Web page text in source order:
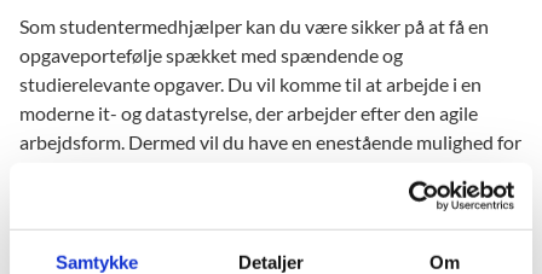
Samtykke Detaljer Om
Som studentermedhjælper kan du være sikker på at få en
opgaveportefølje spækket med spændende og
studierelevante opgaver. Du vil komme til at arbejde i en
moderne it- og datastyrelse, der arbejder efter den agile
arbejdsform. Dermed vil du have en enestående mulighed for
vil samtidig få brugbar erfaring inden for arbejdet i hjertet af
det politiske maskinrum.